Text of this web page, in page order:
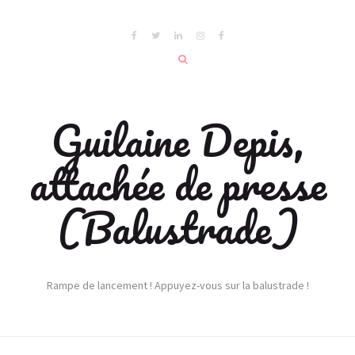
Guilaine Depis,
attachée de presse
(Balustrade)
Rampe de lancement ! Appuyez-vous sur la balustrade !